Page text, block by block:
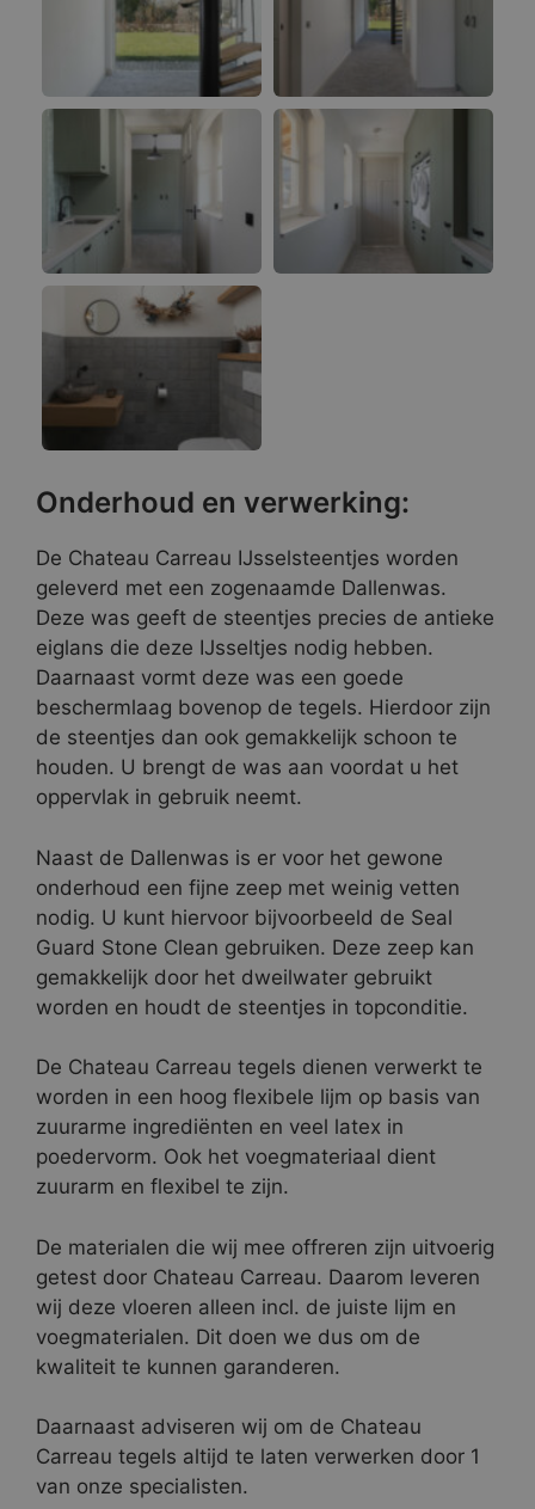
Onderhoud en verwerking:
De Chateau Carreau IJsselsteentjes worden
geleverd met een zogenaamde Dallenwas.
Deze was geeft de steentjes precies de antieke
eiglans die deze IJsseltjes nodig hebben.
Daarnaast vormt deze was een goede
beschermlaag bovenop de tegels. Hierdoor zijn
de steentjes dan ook gemakkelijk schoon te
houden. U brengt de was aan voordat u het
oppervlak in gebruik neemt.
Naast de Dallenwas is er voor het gewone
onderhoud een fijne zeep met weinig vetten
nodig. U kunt hiervoor bijvoorbeeld de Seal
Guard Stone Clean gebruiken. Deze zeep kan
gemakkelijk door het dweilwater gebruikt
worden en houdt de steentjes in topconditie.
De Chateau Carreau tegels dienen verwerkt te
worden in een hoog flexibele lijm op basis van
zuurarme ingrediënten en veel latex in
poedervorm. Ook het voegmateriaal dient
zuurarm en flexibel te zijn.
De materialen die wij mee offreren zijn uitvoerig
getest door Chateau Carreau. Daarom leveren
wij deze vloeren alleen incl. de juiste lijm en
voegmaterialen. Dit doen we dus om de
kwaliteit te kunnen garanderen.
Daarnaast adviseren wij om de Chateau
Carreau tegels altijd te laten verwerken door 1
van onze specialisten.